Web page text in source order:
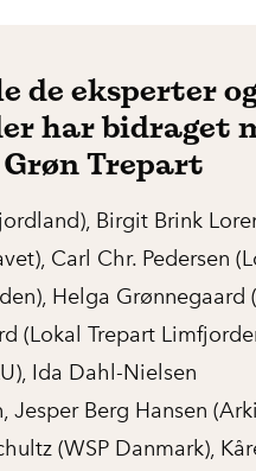
de eksperter
har bidraget
Trepart
Birgit Brink
Carl Chr. Pedersen
Helga Grønnegaard
(Lokal Trepart
Ida Dahl-Nielsen
Jesper Berg Hansen
(WSP Danmark),